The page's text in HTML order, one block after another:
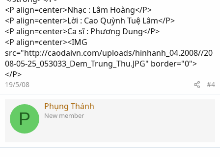
<P align=center>Nhạc : Lâm Hoàng</P>
<P align=center>Lời : Cao Quỳnh Tuệ Lâm</P>
<P align=center>Ca sĩ : Phương Dung</P>
<P align=center><IMG
src="http://caodaivn.com/uploads/hinhanh_04.2008//20
08-05-25_053033_Dem_Trung_Thu.JPG" border="0">
</P>
19/5/08 #4
P
Phụng Thánh
New member